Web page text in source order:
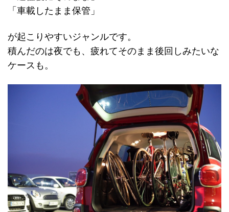
「車載したまま保管」
が起こりやすいジャンルです。
積んだのは夜でも、疲れてそのまま後回しみたいな
ケースも。